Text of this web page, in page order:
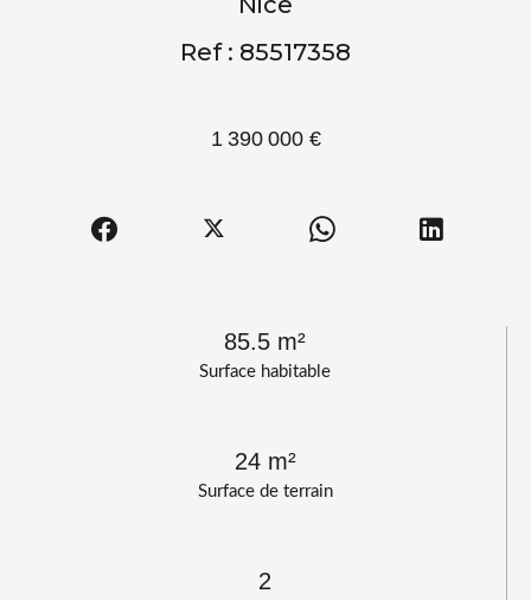
Surface habitable
85.5 m²
Surface de terrain
24 m²
2
Ref : 85517358
1 390 000 €